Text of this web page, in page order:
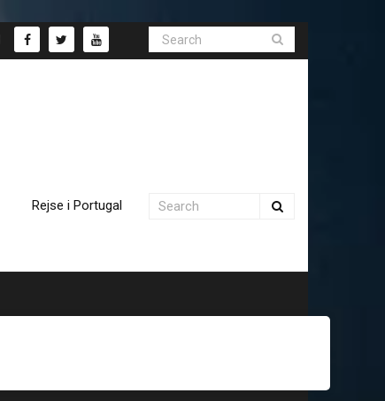
Rejse i Portugal